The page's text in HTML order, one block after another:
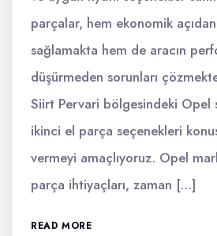
parçalar, hem ekonomik
sağlamakta hem de aracın
düşürmeden sorunları
Siirt Pervari bölgesindeki Opel
ikinci el parça seçenekleri
vermeyi amaçlıyoruz. Opel
parça ihtiyaçları, zaman […]
READ MORE